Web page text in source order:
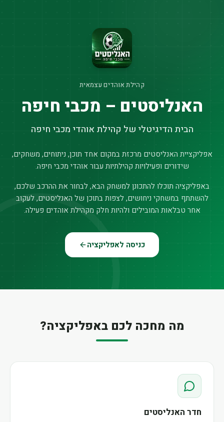
קהילת אוהדים עצמאית
האנליסטים – מכבי חיפה
הבית הדיגיטלי של קהילת אוהדי מכבי חיפה
אפליקציית האנליסטים מרכזת במקום אחד תוכן, ניתוחים, משחקים,
שידורים ופעילויות קהילתיות עבור אוהדי מכבי חיפה.
באפליקציה תוכלו להתכונן למשחק הבא, לבחור את ההרכב שלכם,
להשתתף במשחקי ניחושים, לצפות בתוכן של האנליסטים, לעקוב
אחר טבלאות המובילים ולהיות חלק מקהילת אוהדים פעילה.
כניסה לאפליקציה
מה מחכה לכם באפליקציה?
חדר האנליסטים